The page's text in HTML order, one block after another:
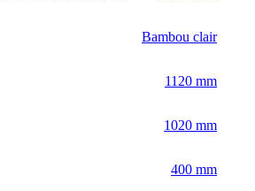
Bambou clair
1120 mm
1020 mm
400 mm